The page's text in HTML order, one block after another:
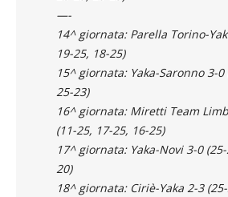
—-
14^ giornata: Parella Torino-
19-25, 18-25)
15^ giornata: Yaka-Saronno 3-0
25-23)
16^ giornata: Miretti Team
(11-25, 17-25, 16-25)
17^ giornata: Yaka-Novi 3-0 (25-
20)